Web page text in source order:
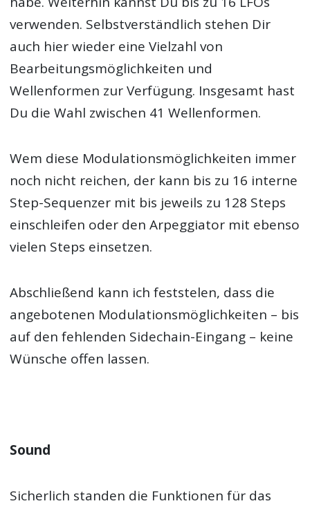
verwenden. Selbstverständlich stehen Dir
auch hier wieder eine Vielzahl von
Bearbeitungsmöglichkeiten und
Wellenformen zur Verfügung. Insgesamt hast
Du die Wahl zwischen 41 Wellenformen.
Wem diese Modulationsmöglichkeiten immer
noch nicht reichen, der kann bis zu 16 interne
Step-Sequenzer mit bis jeweils zu 128 Steps
einschleifen oder den Arpeggiator mit ebenso
vielen Steps einsetzen.
Abschließend kann ich feststelen, dass die
angebotenen Modulationsmöglichkeiten – bis
auf den fehlenden Sidechain-Eingang – keine
Wünsche offen lassen.
Sound
Sicherlich standen die Funktionen für das